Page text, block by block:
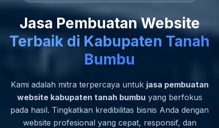
Jasa Pembuatan Website
Terbaik di Kabupaten Tanah
Bumbu
Kami adalah mitra terpercaya untuk jasa pembuatan
website kabupaten tanah bumbu yang berfokus
pada hasil. Tingkatkan kredibilitas bisnis Anda dengan
website profesional yang cepat, responsif, dan